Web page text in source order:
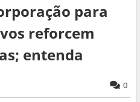
para
reforcem
entenda
0